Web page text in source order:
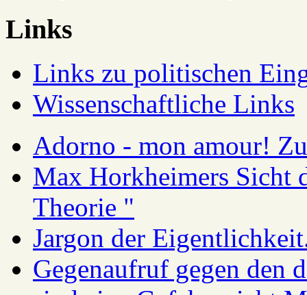
Links
Links zu politischen
Wissenschaftliche Links
Adorno - mon amour!
Max Horkheimers Sicht
Theorie "
Jargon der
Gegenaufruf gegen den